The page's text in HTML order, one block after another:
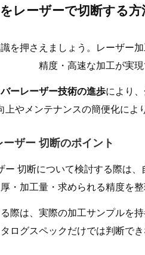
レーザーで切断する
を押さえましょう。レーザー
精度・高速な加工が実
ーレーザー技術の進歩により
上やメンテナンスの簡便化によ
ザー 切断のポイント
ー 切断について検討する際は
・加工量・求められる精度を
際は、実際の加工サンプルを
タログスペックだけでは判断で